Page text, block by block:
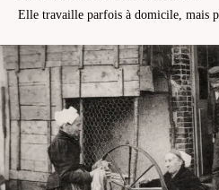
Elle travaille parfois à domicile, mais